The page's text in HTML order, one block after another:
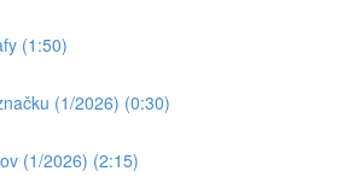
(1:50)
(1/2026) (0:30)
(1/2026) (2:15)